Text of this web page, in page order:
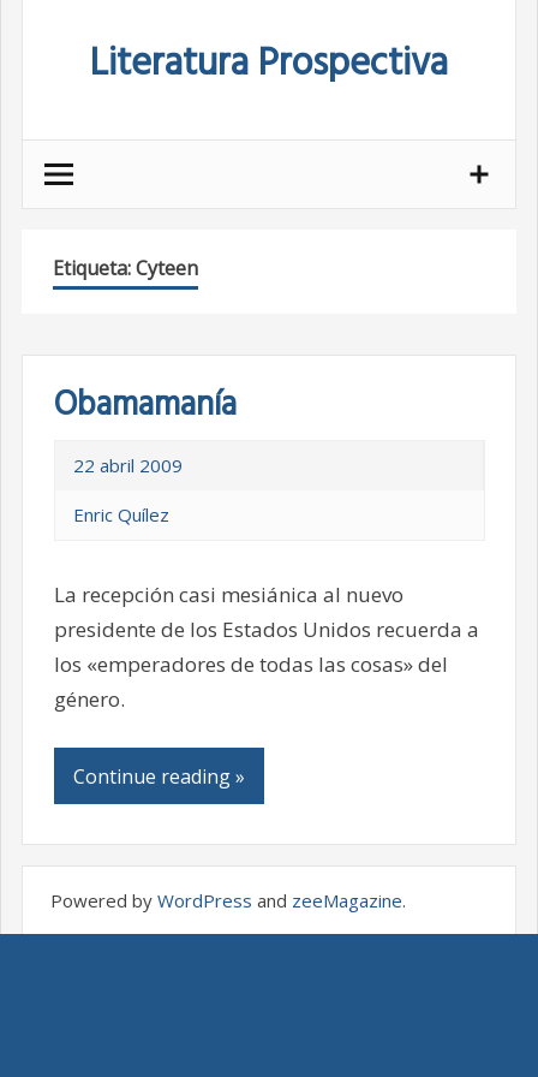
Literatura Prospectiva
Etiqueta:Cyteen
Obamamanía
22 abril 2009
Enric Quílez
La recepción casi mesiánica al nuevo
presidente de los Estados Unidos recuerda a
los «emperadores de todas las cosas» del
género.
Continue reading »
Powered by WordPress and zeeMagazine.